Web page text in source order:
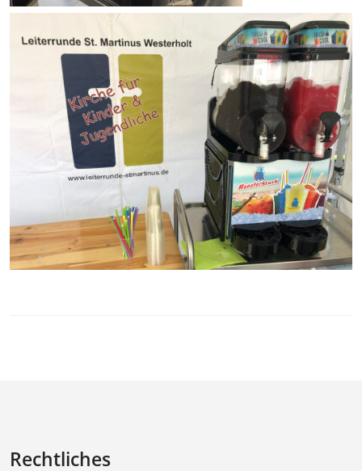
Rechtliches